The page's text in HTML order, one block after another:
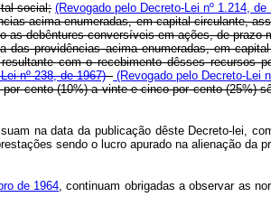
social; (Revogado pelo Decreto-Lei nº 1.214, de
acima enumeradas, em capital circulante,
as debêntures conversíveis em ações, de prazo
providências acima enumeradas, em
com o recebimento dêsses recursos
nº 238, de 1967)
(Revogado pelo Decreto-Lei
cento (10%) a vinte e cinco por cento (25%)
na data da publicação dêste Decreto-lei,
sendo o lucro apurado na alienação da
de 1964, continuam obrigadas a observar as